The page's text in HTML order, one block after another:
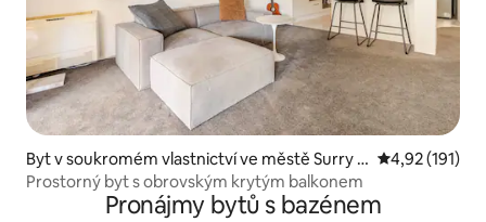
Byt v soukromém vlastnictví ve městě Surry H
ills
Průměrné
4,92 (191)
Prostorný byt s obrovským krytým balkonem
Pronájmy bytů s bazénem